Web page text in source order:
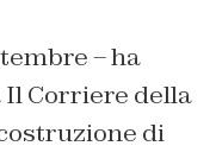
– ha
Corriere della
di